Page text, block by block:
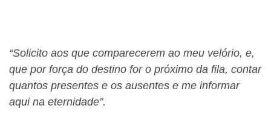
“Solicito aos que comparecerem ao meu velório, e,
que por força do destino for o próximo da fila, contar
quantos presentes e os ausentes e me informar
aqui na eternidade”.